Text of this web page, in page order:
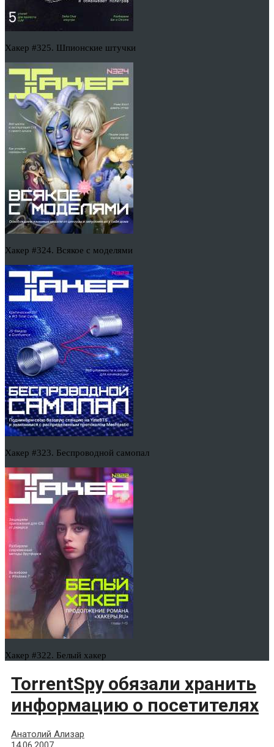
Хакер #325. Шпионские штучки
Хакер #324. Всякое с моделями
Хакер #323. Беспроводной самопал
Хакер #322. Белый хакер
TorrentSpy обязали хранить
информацию о посетителях
Анатолий Ализар